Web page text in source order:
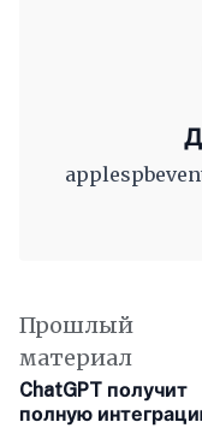
Прошлый
материал
ChatGPT получит
полную